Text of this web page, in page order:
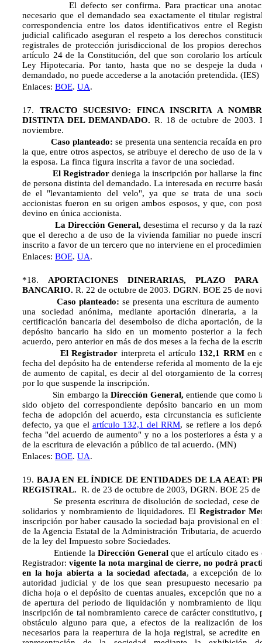
El defecto ser confirma. Para practicar una
necesario que el demandado sea exactamente el titular
correspondencia entre los datos identificativos entre el
judicial calificado aseguran el respeto a los derechos
registrales de protección jurisdiccional de los propios
artículo 24 de la Constitución, del que son corolario los
Ley Hipotecaria. Por tanto, hasta que no se despeje la duda
demandado, no puede accederse a la anotación pretendida. (IES)
Enlaces: BOE. UA.
17. TRACTO SUCESIVO: FINCA INSCRITA A
DISTINTA DEL DEMANDADO. R. 18 de octubre de 2003.
noviembre.
Caso planteado: se presenta una sentencia recaída en
la que, entre otros aspectos, se atribuye el derecho de uso de la
la esposa. La finca figura inscrita a favor de una sociedad.
El Registradordeniega la inscripción por hallarse la
de persona distinta del demandado. La interesada en recurre
de el "levantamiento del velo", ya que se trata de una
accionistas fueron en su origen ambos esposos, y que, con
devino en única accionista.
La Dirección General,desestima el recurso y da la
que el derecho a de uso de la vivienda familiar no puede
inscrito a favor de un tercero que no interviene en el
Enlaces: BOE. UA.
*18. APORTACIONES DINERARIAS, PLAZO
BANCARIO. R. 22 de octubre de 2003. DGRN. BOE 25 de
Caso planteado: se presenta una escritura de
una sociedad anónima, mediante aportación dineraria, a la
certificación bancaria del desembolso de dicha aportación, de
depósito bancario ha sido en un momento posterior a la
acuerdo, pero anterior en más de dos meses a la fecha de la
El Registrador interpreta el artículo 132,1 RRMen
fecha del depósito ha de entenderse referida al momento de la
de aumento de capital, es decir al del otorgamiento de la
por lo que suspende la inscripción.
Sin embargo laDirección General,entiende que como
sido objeto del correspondiente depósito bancario en un
fecha de adopción del acuerdo, esta circunstancia es
defecto, ya que el artículo 132,1 del RRM, se refiere a los
fecha "del acuerdo de aumento" y no a los posteriores a ésta y
de la escritura de elevación a público de tal acuerdo. (MN)
Enlaces: BOE. UA.
19. BAJA EN EL ÍNDICE DE ENTIDADES DE LA AEAT:
REGISTRAL. R. de 23 de octubre de 2003, DGRN. BOE 25
Se presenta escritura de disolución de sociedad, cese de
solidarios y nombramiento de liquidadores. El Registrador
inscripción por haber causado la sociedad baja provisional en el
de la Agencia Estatal de la Administración Tributaria, de
de la ley del Impuesto sobre Sociedades.
Entiende laDirección Generalque el artículo citado es
Registrador: vigente la nota marginal de cierre, no podrá
en la hoja abierta a la sociedad afectada, a excepción de
autoridad judicial y de los que sean presupuesto necesario
dicha hoja o el depósito de cuentas anuales, excepción que no
de apertura del periodo de liquidación y nombramiento de
inscripción de tal nombramiento carece de carácter constitutivo,
obstáculo alguno para que, a efectos de la realización de
necesarios para la reapertura de la hoja registral, se acredite